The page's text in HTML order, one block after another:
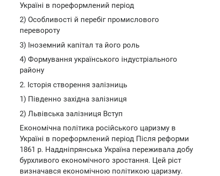
Україні в пореформлений період
2) Особливості й перебіг промислового
перевороту
3) Іноземний капітал та його роль
4) Формування українського індустріального
району
2. Історія створення залізниць
1) Південно західна залізниця
2) Львівська залізниця Вступ
Економічна політика російського царизму в
Україні в пореформлений період Після реформи
1861 р. Наддніпрянська Україна переживала добу
бурхливого економічного зростання. Цей ріст
визначався економічною політикою царизму.